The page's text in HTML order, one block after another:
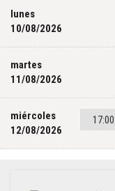
lunes
10/08/2026
martes
11/08/2026
miércoles
12/08/2026
17:00